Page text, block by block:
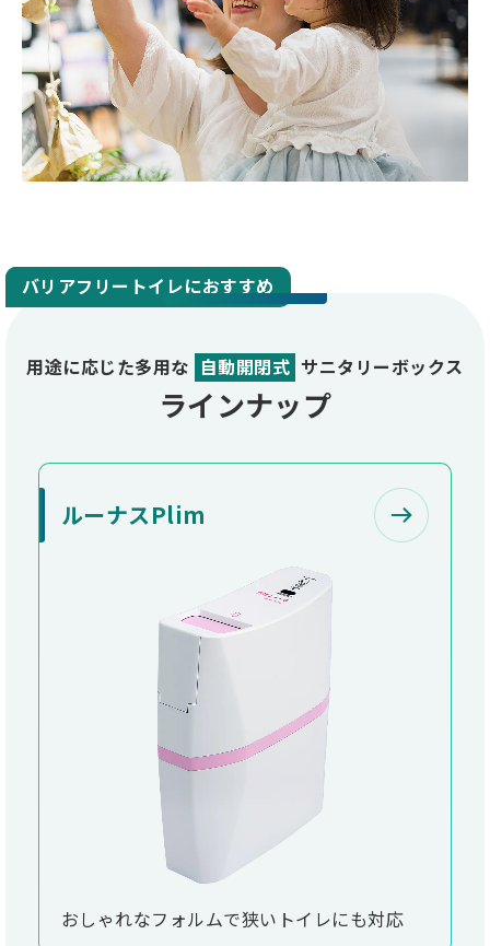
用途に応じた多用な 自動開閉式 サニタリーボックス
ラインナップ
女性トイレにおすすめ
ルーナスPlim
おしゃれなフォルムで狭いトイレにも対応
男性トイレにおすすめ
バリアフリートイレにおすすめ